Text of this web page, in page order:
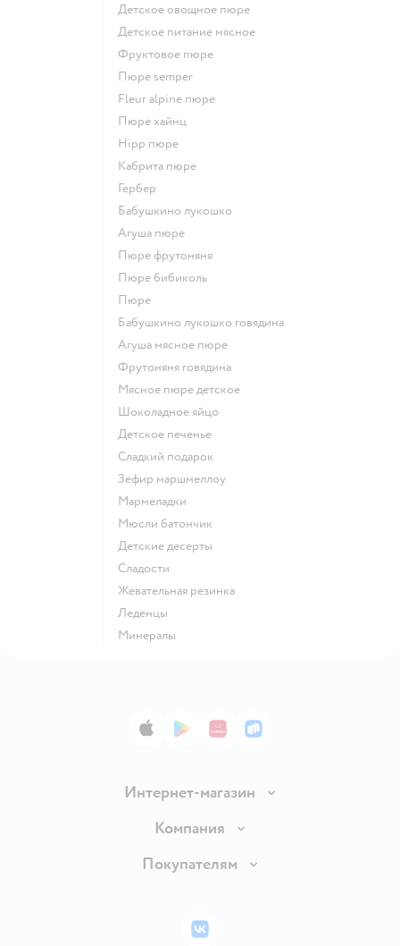
детское овощное пюре
детское питание мясное
фруктовое пюре
пюре semper
fleur alpine пюре
пюре хайнц
hipp пюре
кабрита пюре
гербер
бабушкино лукошко
агуша пюре
пюре фрутоняня
пюре бибиколь
пюре
бабушкино лукошко говядина
агуша мясное пюре
фрутоняня говядина
мясное пюре детское
шоколадное яйцо
детское печенье
сладкий подарок
зефир маршмеллоу
мармеладки
мюсли батончик
детские десерты
сладости
жевательная резинка
леденцы
Минералы
App StoreGoogle Play
AppGallery
RuStore
Интернет-магазин
Доставка и оплата
Правила продажи
Политика использования файлов cookie
Компания
Вакансии
Покупателям
Бонусные карты
ВКонтакте